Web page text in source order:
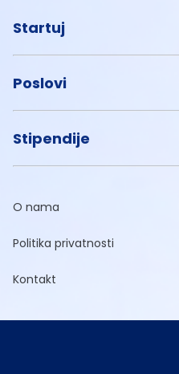
Startuj
Poslovi
Stipendije
O nama
Politika privatnosti
Kontakt